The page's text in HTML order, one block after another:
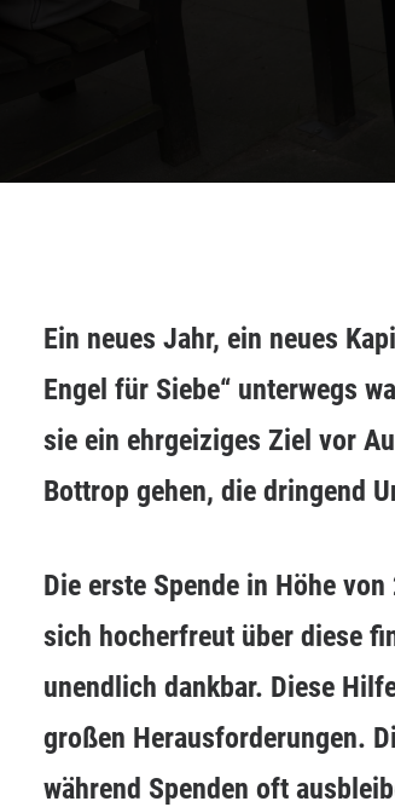
Ein neues Jahr, ein neues
Engel für Siebe“ unterwegs
sie ein ehrgeiziges Ziel vor
Bottrop gehen, die dringend
Die erste Spende in Höhe
sich hocherfreut über diese
unendlich dankbar. Diese
großen Herausforderungen.
während Spenden oft